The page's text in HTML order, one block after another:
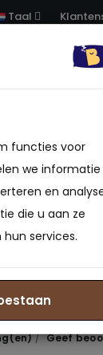
Taal
stalen
bodem
/ Geef
functies voor
we informatie
en
die u aan ze
services.